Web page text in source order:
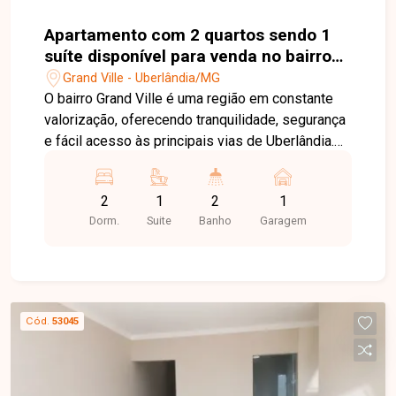
Apartamento com 2 quartos sendo 1
suíte disponível para venda no bairro
Grand Ville em Uberlândia-MG
Grand Ville - Uberlândia/MG
O bairro Grand Ville é uma região em constante
valorização, oferecendo tranquilidade, segurança
e fácil acesso às principais vias de Uberlândia.
comércios e diversos serviços, proporciona
praticidade e qualidade de vida para quem busca
morar ou investir. Sala com sacada integrada, 2
privativa, com ambientes bem distribuídos,
funcionais e ótima iluminação natural,
proporcionando conforto e praticidade para o dia
2
Dorm.
1
Suite
2
Banho
1
Garagem
Cód. 53045